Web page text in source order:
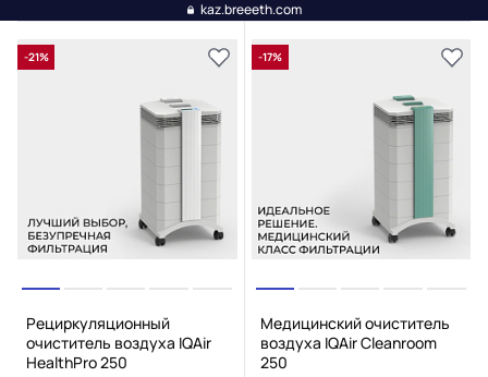
kaz.breeeth.com
-21%
Рециркуляционный
очиститель воздуха IQAir
HealthPro 250
-17%
Медицинский очиститель
воздуха IQAir Cleanroom
250